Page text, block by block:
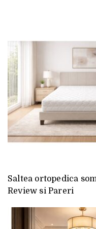
Saltea ortopedica
Review si Pareri